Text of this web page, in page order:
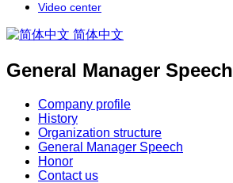
Video center
简体中文
General Manager Speech
Company profile
History
Organization structure
General Manager Speech
Honor
Contact us